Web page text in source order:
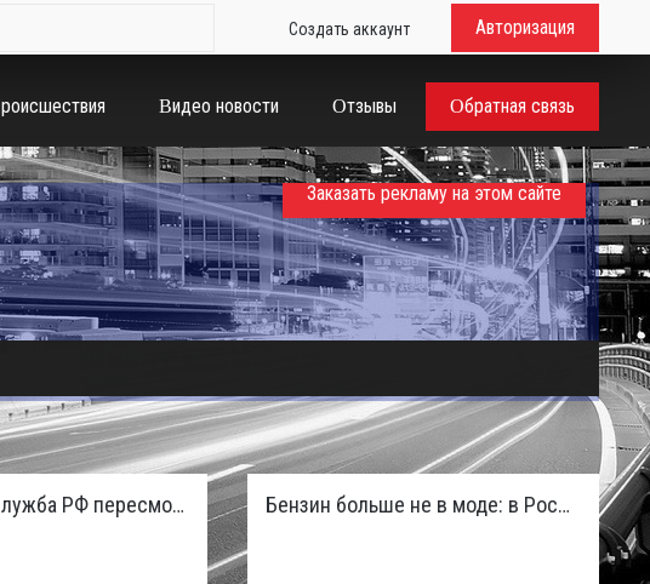
Создать аккаунт Авторизация
Происшествия Видео новости Отзывы Обратная связь
Заказать рекламу на этом сайте
Таможенная служба РФ пересмотрела правила ввоза машин из ЕАЭС и начисляет пени покупателям Бензин больше не в моде: в России зафиксирован взрывной отказ от двигателей внутреннего сгорания